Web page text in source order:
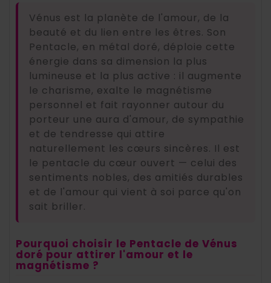
Vénus est la planète de l'amour, de la
beauté et du lien entre les êtres. Son
Pentacle, en métal doré, déploie cette
énergie dans sa dimension la plus
lumineuse et la plus active : il augmente
le charisme, exalte le magnétisme
personnel et fait rayonner autour du
porteur une aura d'amour, de sympathie
et de tendresse qui attire
naturellement les cœurs sincères. Il est
le pentacle du cœur ouvert — celui des
sentiments nobles, des amitiés durables
et de l'amour qui vient à soi parce qu'on
sait briller.
Pourquoi choisir le Pentacle de Vénus
doré pour attirer l'amour et le
magnétisme ?